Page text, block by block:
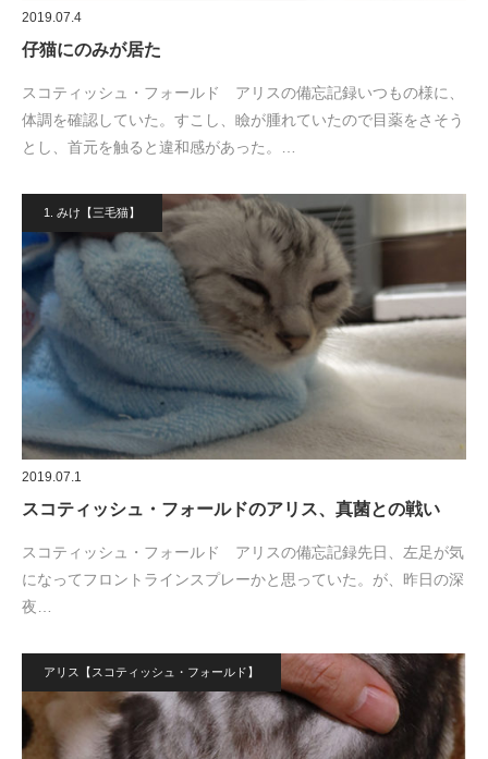
2019.07.4
仔猫にのみが居た
スコティッシュ・フォールド アリスの備忘記録いつもの様に、
体調を確認していた。すこし、瞼が腫れていたので目薬をさそう
とし、首元を触ると違和感があった。…
1. みけ【三毛猫】
2019.07.1
スコティッシュ・フォールドのアリス、真菌との戦い
スコティッシュ・フォールド アリスの備忘記録先日、左足が気
になってフロントラインスプレーかと思っていた。が、昨日の深
夜…
アリス【スコティッシュ・フォールド】